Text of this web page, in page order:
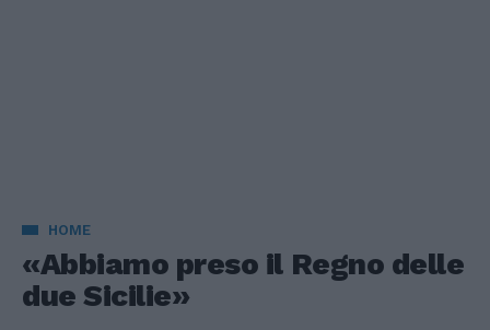
HOME
«Abbiamo preso il Regno delle
due Sicilie»